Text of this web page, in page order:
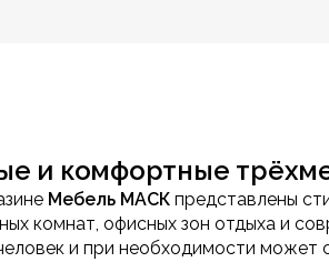
и комфортные
Мебель МАСК представлены
комнат, офисных зон отдыха и
и при необходимости